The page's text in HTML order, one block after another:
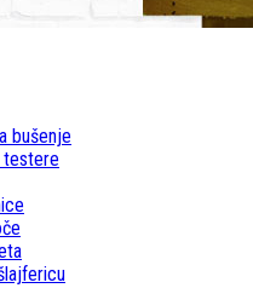
bušenje
testere